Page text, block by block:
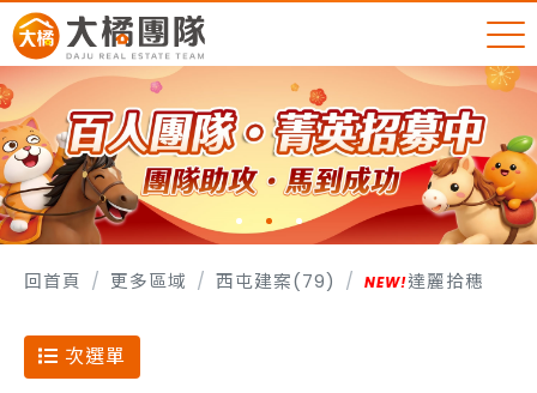
回首頁 更多區域 西屯建案(79) 達麗拾穗
次選單